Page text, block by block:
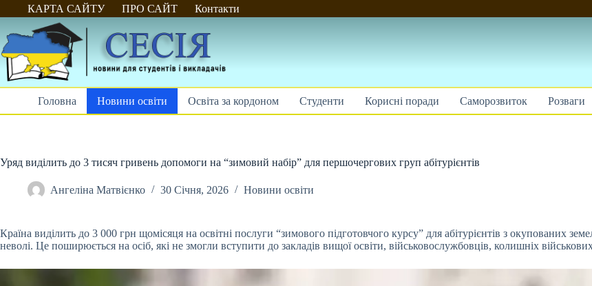
Перейти
до
КАРТА САЙТУ ПРО САЙТ Контакти
Головна Новини освіти Освіта за кордоном Студенти Корисні поради Саморозвиток Розваги
Уряд виділить до 3 тисяч гривень допомоги на “зимовий набір” для першочергових груп абітурієнтів
Ангеліна Матвієнко 30 Січня, 2026 Новини освіти
Країна виділить до 3 000 грн щомісяця на освітні послуги “зимового підготовчого курсу” для абітурієнтів з окупованих
неволі. Це поширюється на осіб, які не змогли вступити до закладів вищої освіти, військовослужбовців, колишніх